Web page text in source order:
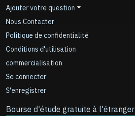
Ajouter votre question
Nous Contacter
Politique de confidentialité
Conditions d'utilisation
commercialisation
Se connecter
S'enregistrer
Bourse d'étude gratuite à l'étranger